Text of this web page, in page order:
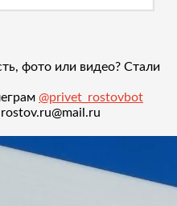
фото или видео? Стали
@privet_rostovbot